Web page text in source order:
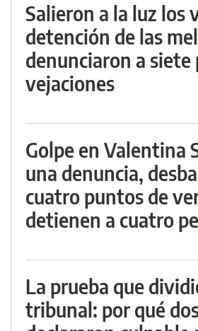
Salieron a la luz los
detención de las
denunciaron a siete
vejaciones
Golpe en Valentina
una denuncia,
cuatro puntos de
detienen a cuatro
La prueba que
tribunal: por qué